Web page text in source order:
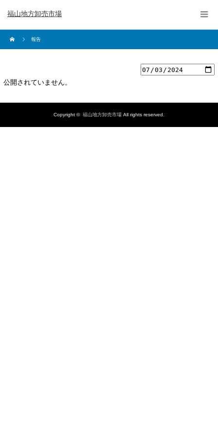
福山地方卸売市場
報告
公開されていません。
Copyright © 福山地方卸売市場 All rights reserved.